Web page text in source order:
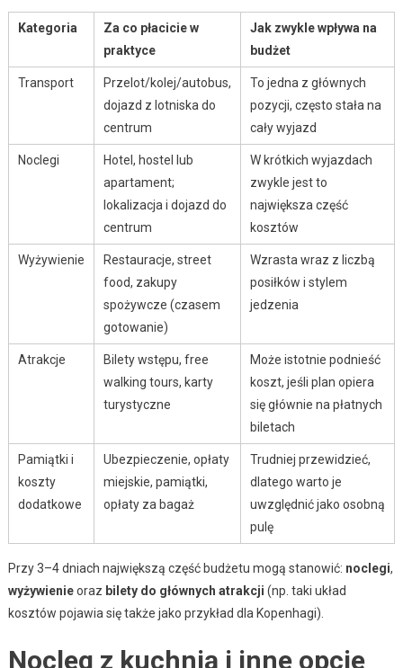
Kategoria
Za co płacicie w
praktyce
Jak zwykle wpływa na
budżet
Transport
Przelot/kolej/autobus,
dojazd z lotniska do
centrum
To jedna z głównych
pozycji, często stała na
cały wyjazd
Noclegi
Hotel, hostel lub
apartament;
lokalizacja i dojazd do
centrum
W krótkich wyjazdach
zwykle jest to
największa część
kosztów
Wyżywienie
Restauracje, street
food, zakupy
spożywcze (czasem
gotowanie)
Wzrasta wraz z liczbą
posiłków i stylem
jedzenia
Atrakcje
Bilety wstępu, free
walking tours, karty
turystyczne
Może istotnie podnieść
koszt, jeśli plan opiera
się głównie na płatnych
biletach
Pamiątki i
koszty
dodatkowe
Ubezpieczenie, opłaty
miejskie, pamiątki,
opłaty za bagaż
Trudniej przewidzieć,
dlatego warto je
uwzględnić jako osobną
pulę
Przy 3–4 dniach największą część budżetu mogą stanowić: noclegi,
wyżywienieoraz bilety do głównych atrakcji (np. taki układ
kosztów pojawia się także jako przykład dla Kopenhagi).
Nocleg z kuchnią i inne opcje